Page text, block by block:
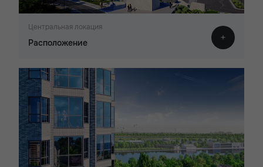
Центральная локация
Расположение